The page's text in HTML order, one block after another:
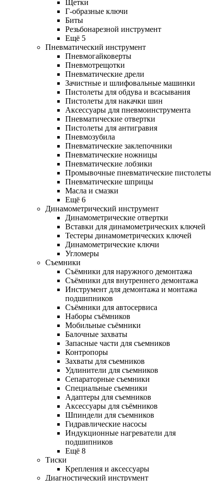
Щетки
Г-образные ключи
Биты
Резьбонарезной инструмент
Ещё 5
Пневматический инструмент
Пневмогайковерты
Пневмотрещотки
Пневматические дрели
Зачистные и шлифовальные машинки
Пистолеты для обдува и всасывания
Пистолеты для накачки шин
Аксессуары для пневмоинструмента
Пневматические отвертки
Пистолеты для антигравия
Пневмозубила
Пневматические заклепочники
Пневматические ножницы
Пневматические лобзики
Промывочные пневматические пистолеты
Пневматические шприцы
Масла и смазки
Ещё 6
Динамометрический инструмент
Динамометрические отвертки
Вставки для динамометрических ключей
Тестеры динамометрических ключей
Динамометрические ключи
Угломеры
Съемники
Съёмники для наружного демонтажа
Съёмники для внутреннего демонтажа
Инструмент для демонтажа и монтажа
подшипников
Съёмники для автосервиса
Наборы съёмников
Мобильные съёмники
Балочные захваты
Запасные части для съемников
Контропоры
Захваты для съемников
Удлинители для съемников
Сепараторные съемники
Специальные съемники
Адаптеры для съемников
Аксессуары для съёмников
Шпиндели для съемников
Гидравлические насосы
Индукционные нагреватели для
подшипников
Ещё 8
Тиски
Крепления и аксессуары
Диагностический инструмент